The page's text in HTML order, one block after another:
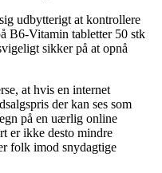
udbytterigt at kontrollere
B6-Vitamin tabletter 50 stk
sikker på at opnå
at hvis en internet
der kan ses som
på en uærlig online
er ikke desto mindre
folk imod snydagtige